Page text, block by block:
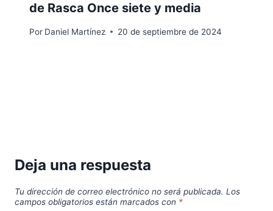
de Rasca Once siete y media
Por Daniel Martínez 20 de septiembre de 2024
Deja una respuesta
Tu dirección de correo electrónico no será publicada. Los
campos obligatorios están marcados con *